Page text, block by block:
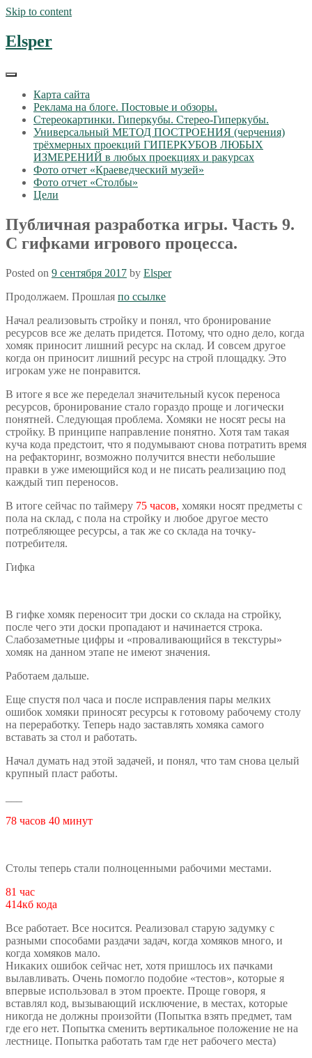
Skip to content
Elsper
Карта сайта
Реклама на блоге. Постовые и обзоры.
Стереокартинки. Гиперкубы. Стерео-Гиперкубы.
Универсальный МЕТОД ПОСТРОЕНИЯ (черчения)
трёхмерных проекций ГИПЕРКУБОВ ЛЮБЫХ
ИЗМЕРЕНИЙ в любых проекциях и ракурсах
Фото отчет «Краеведческий музей»
Фото отчет «Столбы»
Цели
Публичная разработка игры. Часть 9.
С гифками игрового процесса.
Posted on 9 сентября 2017 by Elsper
Продолжаем. Прошлая по ссылке
Начал реализовыть стройку и понял, что бронирование
ресурсов все же делать придется. Потому, что одно дело, когда
хомяк приносит лишний ресурс на склад. И совсем другое
когда он приносит лишний ресурс на строй площадку. Это
игрокам уже не понравится.
В итоге я все же переделал значительный кусок переноса
ресурсов, бронирование стало гораздо проще и логически
понятней. Следующая проблема. Хомяки не носят ресы на
стройку. В принципе направление понятно. Хотя там такая
куча кода предстоит, что я подумывают снова потратить время
на рефакторинг, возможно получится внести небольшие
правки в уже имеющийся код и не писать реализацию под
каждый тип переносов.
В итоге сейчас по таймеру 75 часов, хомяки носят предметы с
пола на склад, с пола на стройку и любое другое место
потребляющее ресурсы, а так же со склада на точку-
потребителя.
Гифка
В гифке хомяк переносит три доски со склада на стройку,
после чего эти доски пропадают и начинается строка.
Слабозаметные цифры и «проваливающийся в текстуры»
хомяк на данном этапе не имеют значения.
Работаем дальше.
Еще спустя пол часа и после исправления пары мелких
ошибок хомяки приносят ресурсы к готовому рабочему столу
на переработку. Теперь надо заставлять хомяка самого
вставать за стол и работать.
Начал думать над этой задачей, и понял, что там снова целый
крупный пласт работы.
78 часов 40 минут
Столы теперь стали полноценными рабочими местами.
81 час
414кб кода
Все работает. Все носится. Реализовал старую задумку с
разными способами раздачи задач, когда хомяков много, и
когда хомяков мало.
Никаких ошибок сейчас нет, хотя пришлось их пачками
вылавливать. Очень помогло подобие «тестов», которые я
впервые использовал в этом проекте. Проще говоря, я
вставлял код, вызывающий исключение, в местах, которые
никогда не должны произойти (Попытка взять предмет, там
где его нет. Попытка сменить вертикальное положение не на
лестнице. Попытка работать там где нет рабочего места)